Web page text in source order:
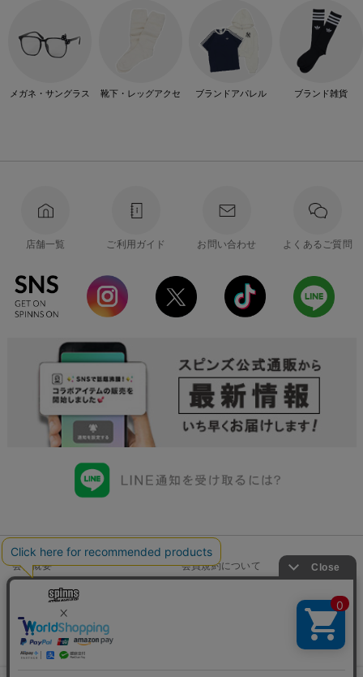
メガネ・サングラス 靴下・レッグアクセ ブランドアパレル ブランド雑貨
店舗一覧 ご利用ガイド お問い合わせ よくあるご質問
会社概要 会員規約について
店舗一覧
特定商取引法に基づく表示
お問い合わせ